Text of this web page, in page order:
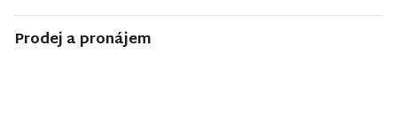
Prodej a pronájem